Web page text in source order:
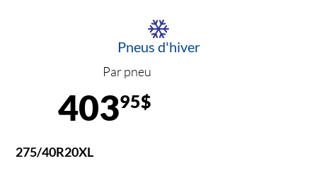
Pneus d'hiver
Par pneu
40395$
275/40R20XL